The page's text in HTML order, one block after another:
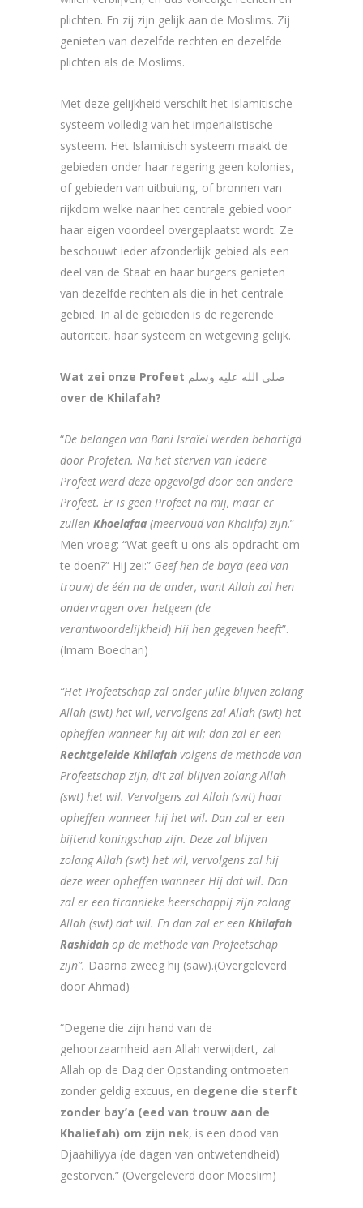
plichten. En zij zijn gelijk aan de Moslims. Zij
genieten van dezelfde rechten en dezelfde
plichten als de Moslims.
Met deze gelijkheid verschilt het Islamitische
systeem volledig van het imperialistische
systeem. Het Islamitisch systeem maakt de
gebieden onder haar regering geen kolonies,
of gebieden van uitbuiting, of bronnen van
rijkdom welke naar het centrale gebied voor
haar eigen voordeel overgeplaatst wordt. Ze
beschouwt ieder afzonderlijk gebied als een
deel van de Staat en haar burgers genieten
van dezelfde rechten als die in het centrale
gebied. In al de gebieden is de regerende
autoriteit, haar systeem en wetgeving gelijk.
Wat zei onze Profeet صلى الله عليه وسلم
over de Khilafah?
“De belangen van Bani Israïel werden behartigd
door Profeten. Na het sterven van iedere
Profeet werd deze opgevolgd door een andere
Profeet. Er is geen Profeet na mij, maar er
zullen Khoelafaa (meervoud van Khalifa) zijn.”
Men vroeg: “Wat geeft u ons als opdracht om
te doen?” Hij zei:” Geef hen de bay’a (eed van
trouw) de één na de ander, want Allah zal hen
ondervragen over hetgeen (de
verantwoordelijkheid) Hij hen gegeven heeft”.
(Imam Boechari)
“Het Profeetschap zal onder jullie blijven zolang
Allah (swt) het wil, vervolgens zal Allah (swt) het
opheffen wanneer hij dit wil; dan zal er een
Rechtgeleide Khilafah volgens de methode van
Profeetschap zijn, dit zal blijven zolang Allah
(swt) het wil. Vervolgens zal Allah (swt) haar
opheffen wanneer hij het wil. Dan zal er een
bijtend koningschap zijn. Deze zal blijven
zolang Allah (swt) het wil, vervolgens zal hij
deze weer opheffen wanneer Hij dat wil. Dan
zal er een tirannieke heerschappij zijn zolang
Allah (swt) dat wil. En dan zal er een Khilafah
Rashidah op de methode van Profeetschap
zijn”. Daarna zweeg hij (saw).(Overgeleverd
door Ahmad)
“Degene die zijn hand van de
gehoorzaamheid aan Allah verwijdert, zal
Allah op de Dag der Opstanding ontmoeten
zonder geldig excuus, en degene die sterft
zonder bay’a (eed van trouw aan de
Khaliefah) om zijn nek, is een dood van
Djaahiliyya (de dagen van ontwetendheid)
gestorven.” (Overgeleverd door Moeslim)